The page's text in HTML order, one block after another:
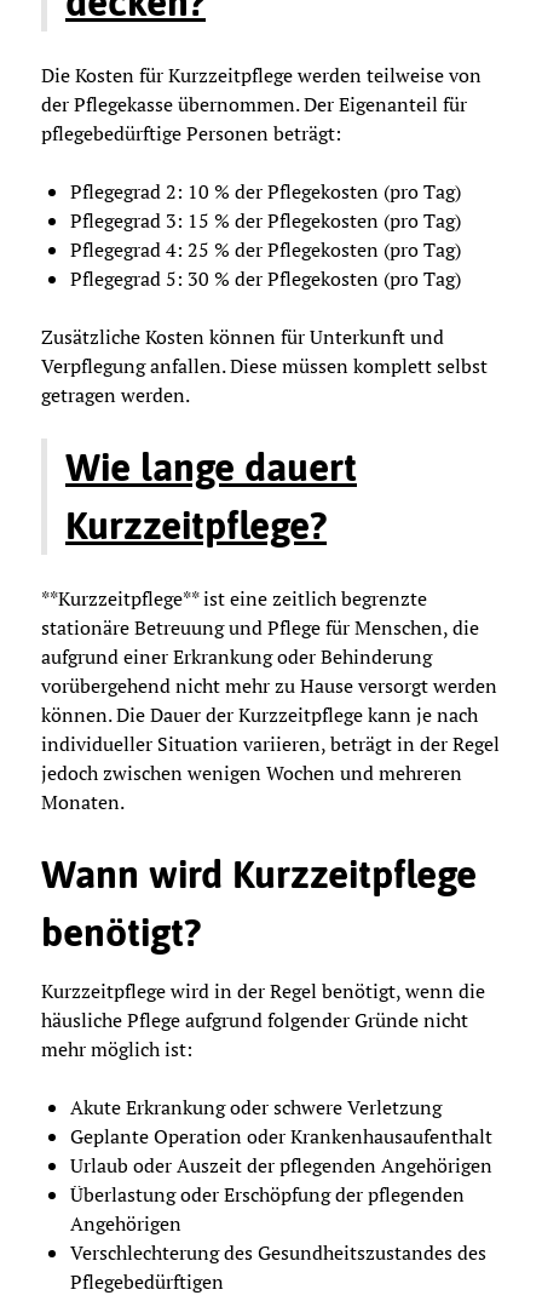
Die Kosten für Kurzzeitpflege werden teilweise von
der Pflegekasse übernommen. Der Eigenanteil für
pflegebedürftige Personen beträgt:
Pflegegrad 2: 10 % der Pflegekosten (pro Tag)
Pflegegrad 3: 15 % der Pflegekosten (pro Tag)
Pflegegrad 4: 25 % der Pflegekosten (pro Tag)
Pflegegrad 5: 30 % der Pflegekosten (pro Tag)
Zusätzliche Kosten können für Unterkunft und
Verpflegung anfallen. Diese müssen komplett selbst
getragen werden.
Wie lange dauert
Kurzzeitpflege?
**Kurzzeitpflege** ist eine zeitlich begrenzte
stationäre Betreuung und Pflege für Menschen, die
aufgrund einer Erkrankung oder Behinderung
vorübergehend nicht mehr zu Hause versorgt werden
können. Die Dauer der Kurzzeitpflege kann je nach
individueller Situation variieren, beträgt in der Regel
jedoch zwischen wenigen Wochen und mehreren
Monaten.
Wann wird Kurzzeitpflege
benötigt?
Kurzzeitpflege wird in der Regel benötigt, wenn die
häusliche Pflege aufgrund folgender Gründe nicht
mehr möglich ist:
Akute Erkrankung oder schwere Verletzung
Geplante Operation oder Krankenhausaufenthalt
Urlaub oder Auszeit der pflegenden Angehörigen
Überlastung oder Erschöpfung der pflegenden
Angehörigen
Verschlechterung des Gesundheitszustandes des
Pflegebedürftigen